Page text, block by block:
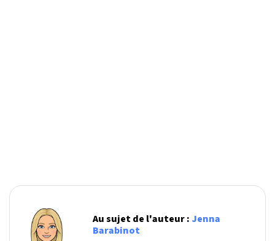
Au sujet de l'auteur : Jenna
Barabinot